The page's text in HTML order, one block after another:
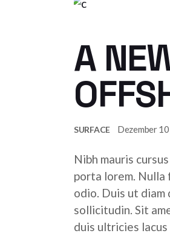
A
SURFACE Dezember
Nibh mauris
porta lorem. Nulla
odio. Duis ut
sollicitudin. Sit
duis ultricies